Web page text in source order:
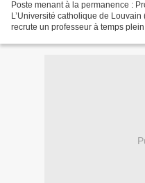
Poste menant à la permanence :
L’Université catholique de
recrute un professeur à temps